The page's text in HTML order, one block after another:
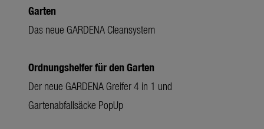
Garten
Das neue GARDENA Cleansystem
Ordnungshelfer für den Garten
Der neue GARDENA Greifer 4 in 1 und
Gartenabfallsäcke PopUp